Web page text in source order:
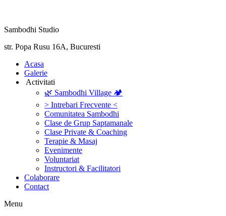
Sambodhi Studio
str. Popa Rusu 16A, Bucuresti
‎Acasa
Galerie
‎ ‎Activitati‎
🌿 Sambodhi Village 🏕️
> Intrebari Frecvente <
Comunitatea Sambodhi
Clase de Grup Saptamanale
Clase Private & Coaching
Terapie & Masaj
‎Evenimente
Voluntariat
‏‏‎Instructori & Facilitatori
Colaborare
Contact
Menu